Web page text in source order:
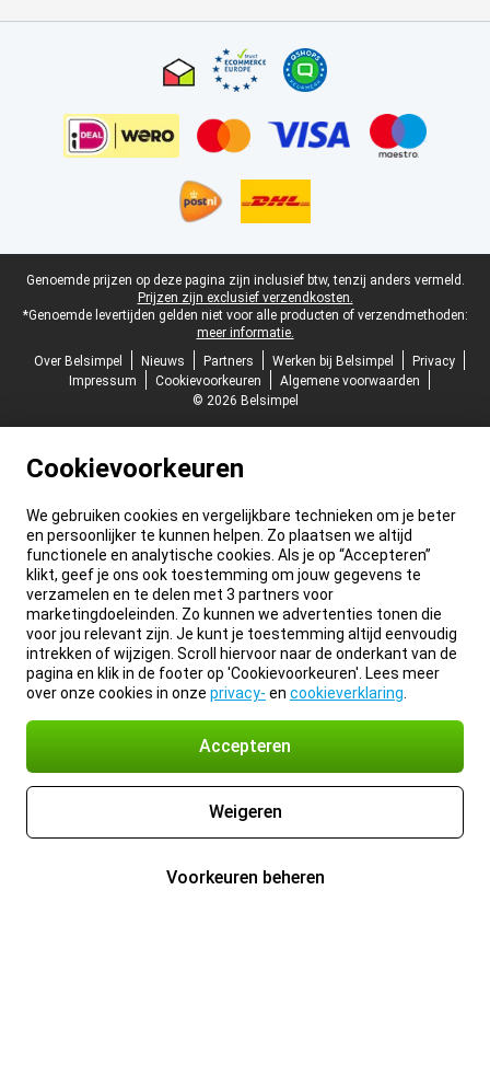
Juridische voettekst
Genoemde prijzen op deze pagina zijn inclusief btw, tenzij anders vermeld.
Prijzen zijn exclusief verzendkosten.
*Genoemde levertijden gelden niet voor alle producten of verzendmethoden:
meer informatie.
Over Belsimpel
Nieuws Partners Werken bij Belsimpel
Privacy
Impressum
Cookievoorkeuren
Algemene voorwaarden
© 2026 Belsimpel
Cookievoorkeuren
We gebruiken cookies en vergelijkbare technieken om je beter
en persoonlijker te kunnen helpen. Zo plaatsen we altijd
functionele en analytische cookies. Als je op “Accepteren”
klikt, geef je ons ook toestemming om jouw gegevens te
verzamelen en te delen met 3 partners voor
marketingdoeleinden. Zo kunnen we advertenties tonen die
voor jou relevant zijn. Je kunt je toestemming altijd eenvoudig
intrekken of wijzigen. Scroll hiervoor naar de onderkant van de
pagina en klik in de footer op 'Cookievoorkeuren'. Lees meer
over onze cookies in onze privacy- en cookieverklaring
Accepteren
Weigeren
Voorkeuren beheren